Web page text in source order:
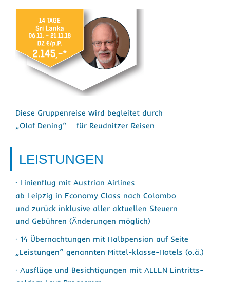
Diese Gruppenreise wird begleitet durch
„Olaf Dening“ – für Reudnitzer Reisen
LEISTUNGEN
· Linienflug mit Austrian Airlines
ab Leipzig in Economy Class nach Colombo
und zurück inklusive aller aktuellen Steuern
und Gebühren (Änderungen möglich)
· 14 Übernachtungen mit Halbpension auf Seite
„Leistungen“ genannten Mittel-klasse-Hotels (o.ä.)
· Ausflüge und Besichtigungen mit ALLEN Eintritts-